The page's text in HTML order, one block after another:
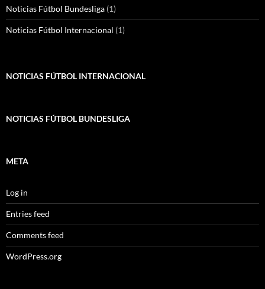
Noticias Fútbol Bundesliga (1)
Noticias Fútbol Internacional (1)
NOTICIAS FÚTBOL INTERNACIONAL
NOTICIAS FÚTBOL BUNDESLIGA
META
Log in
Entries feed
Comments feed
WordPress.org